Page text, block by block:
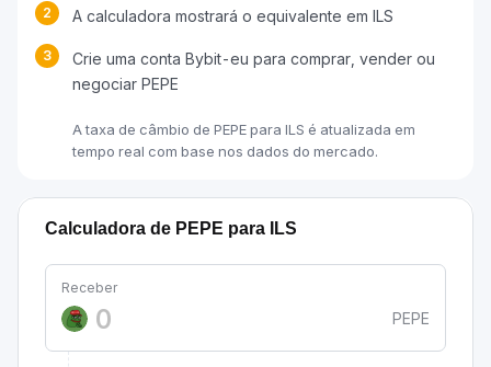
2 A calculadora mostrará o equivalente em ILS
3
Crie uma conta Bybit-eu para comprar, vender ou
negociar PEPE
A taxa de câmbio de PEPE para ILS é atualizada em
tempo real com base nos dados do mercado.
Calculadora de PEPE para ILS
Receber
PEPE